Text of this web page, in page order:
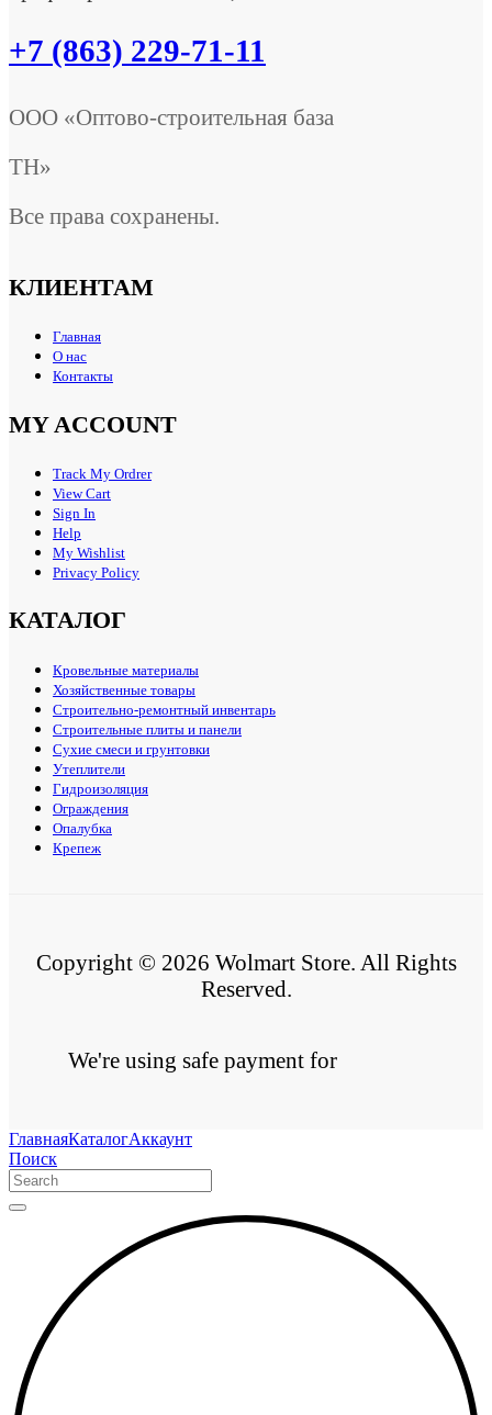
+7 (863) 229-71-11
ООО «Оптово-строительная база
ТН»
Все права сохранены.
КЛИЕНТАМ
Главная
О нас
Контакты
MY ACCOUNT
Track My Ordrer
View Cart
Sign In
Help
My Wishlist
Privacy Policy
КАТАЛОГ
Кровельные материалы
Хозяйственные товары
Строительно-ремонтный инвентарь
Строительные плиты и панели
Сухие смеси и грунтовки
Утеплители
Гидроизоляция
Ограждения
Опалубка
Крепеж
Copyright © 2026 Wolmart Store. All Rights
Reserved.
We're using safe payment for
ГлавнаяКаталогАккаунт
Поиск